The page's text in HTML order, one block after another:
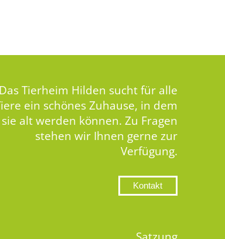
Das Tierheim Hilden sucht für alle
ein schönes Zuhause, in dem
sie alt werden können. Zu Fragen
stehen wir Ihnen gerne zur
Verfügung.
Kontakt